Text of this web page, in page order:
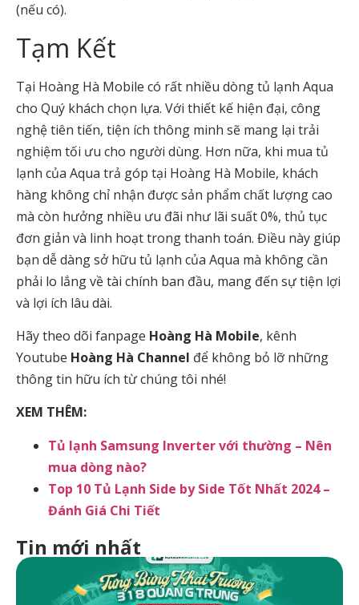
(nếu có).
Tạm Kết
Tại Hoàng Hà Mobile có rất nhiều dòng tủ lạnh Aqua
cho Quý khách chọn lựa. Với thiết kế hiện đại, công
nghệ tiên tiến, tiện ích thông minh sẽ mang lại trải
nghiệm tối ưu cho người dùng. Hơn nữa, khi mua tủ
lạnh của Aqua trả góp tại Hoàng Hà Mobile, khách
hàng không chỉ nhận được sản phẩm chất lượng cao
mà còn hưởng nhiều ưu đãi như lãi suất 0%, thủ tục
đơn giản và linh hoạt trong thanh toán. Điều này giúp
bạn dễ dàng sở hữu tủ lạnh của Aqua mà không cần
phải lo lắng về tài chính ban đầu, mang đến sự tiện lợi
và lợi ích lâu dài.
Hãy theo dõi fanpage Hoàng Hà Mobile, kênh
Youtube Hoàng Hà Channel để không bỏ lỡ những
thông tin hữu ích từ chúng tôi nhé!
XEM THÊM:
Tủ lạnh Samsung Inverter với thường – Nên
mua dòng nào?
Top 10 Tủ Lạnh Side by Side Tốt Nhất 2024 –
Đánh Giá Chi Tiết
Tin mới nhất